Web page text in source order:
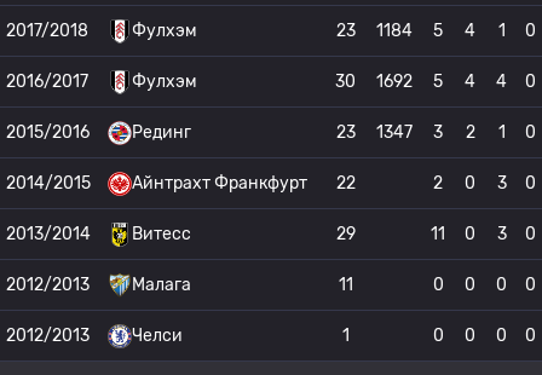
2017/2018 Фулхэм 23 1184 5 4 1 0
2016/2017 Фулхэм 30 1692 5 4 4 0
2015/2016 Рединг 23 1347 3 2 1 0
2014/2015 Айнтрахт Франкфурт 22 2 0 3 0
2013/2014 Витесс 29 11 0 3 0
2012/2013 Малага 11 0 0 0 0
2012/2013 Челси 1 0 0 0 0